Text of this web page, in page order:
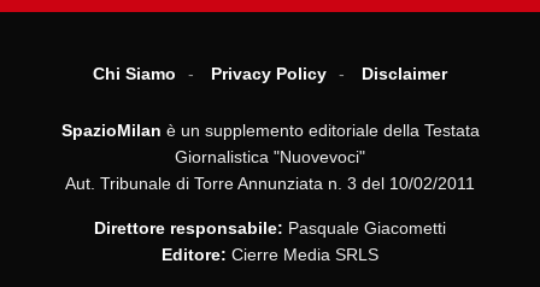
Chi Siamo Privacy Policy Disclaimer
SpazioMilan è un supplemento editoriale della Testata
Giornalistica "Nuovevoci"
Aut. Tribunale di Torre Annunziata n. 3 del 10/02/2011
Direttore responsabile: Pasquale Giacometti
Editore: Cierre Media SRLS